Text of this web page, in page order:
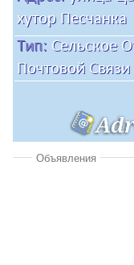
Объявления